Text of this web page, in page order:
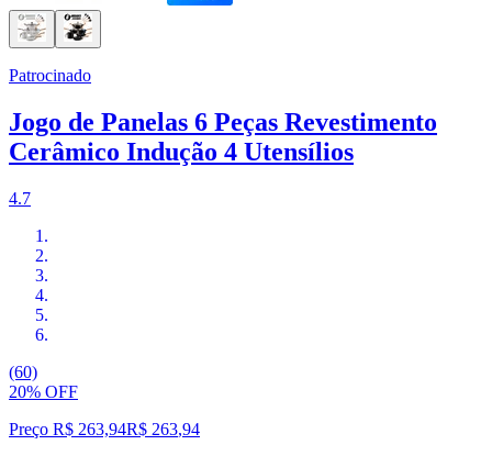
Patrocinado
Jogo de Panelas 6 Peças Revestimento
Cerâmico Indução 4 Utensílios
4.7
(60)
20% OFF
Preço R$ 263,94R$ 263,94